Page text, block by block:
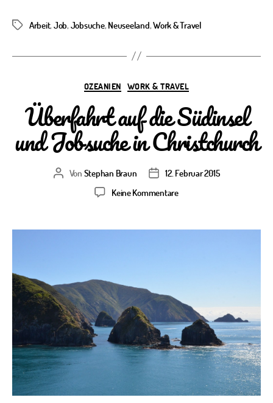
Schlagwörter
Arbeit, Job, Jobsuche, Neuseeland,Work & Travel
Kategorien
OZEANIEN WORK & TRAVEL
Überfahrt auf die Südinsel
und Jobsuche in Christchurch
Beitragsautor
Von Stephan Braun Veröffentlichungsdatum
12. Februar 2015
Keine Kommentarezu
die
Christchurch